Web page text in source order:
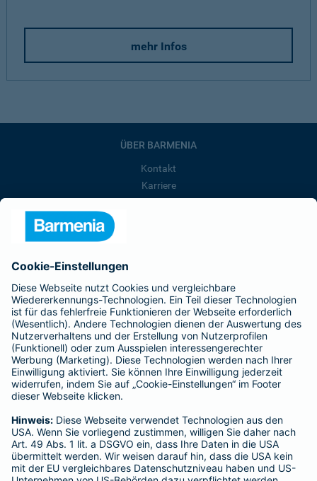
mehr Infos
ÜBER BARMENIA
Kontakt
Karriere
Barmenia ist Teil der BarmeniaGothaer
BELIEBTE SEITEN
Kranken-Zusatzversicherung
Tierversicherungen
Haftpflichtversicherung
Hausratversicherung
Adresse ändern
Schaden melden
Kilometerstandsmeldung